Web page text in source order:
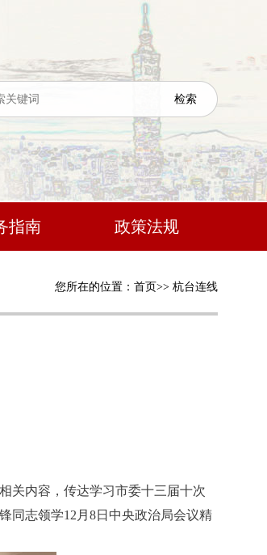
指南 政策法规
您所在的位置： 首页>> 杭台连线
关内容，传达学习市委十三届十次
同志领学12月8日中央政治局会议精